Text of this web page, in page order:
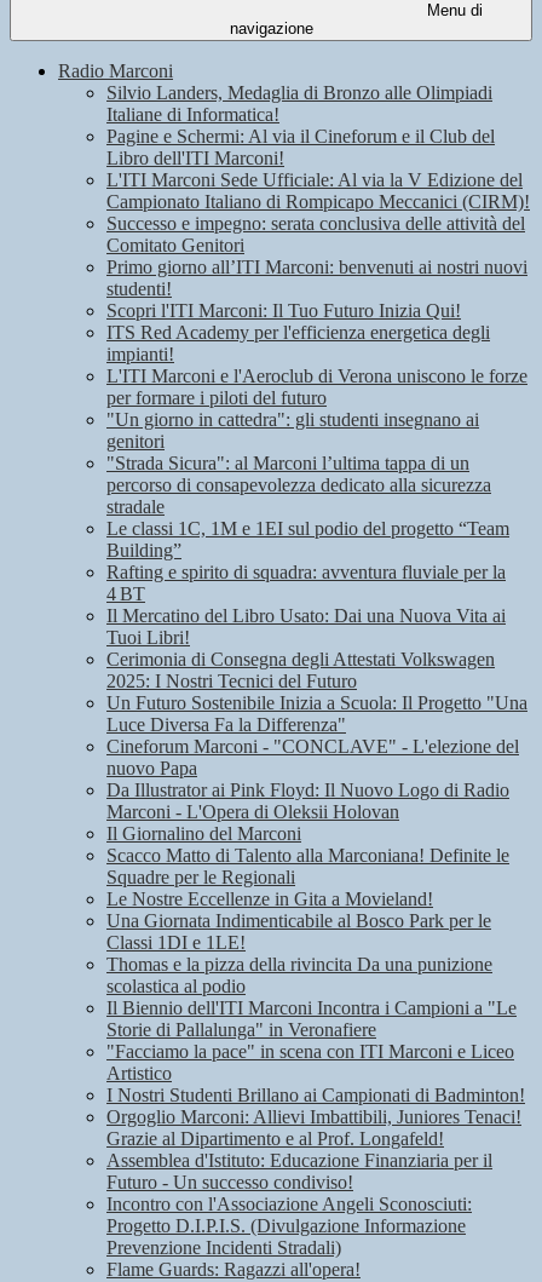
Menu di
navigazione
Radio Marconi
Silvio Landers, Medaglia di Bronzo alle Olimpiadi
Italiane di Informatica!
Pagine e Schermi: Al via il Cineforum e il Club del
Libro dell'ITI Marconi!
L'ITI Marconi Sede Ufficiale: Al via la V Edizione del
Campionato Italiano di Rompicapo Meccanici (CIRM)!
Successo e impegno: serata conclusiva delle attività del
Comitato Genitori
Primo giorno all’ITI Marconi: benvenuti ai nostri nuovi
studenti!
Scopri l'ITI Marconi: Il Tuo Futuro Inizia Qui!
ITS Red Academy per l'efficienza energetica degli
impianti!
L'ITI Marconi e l'Aeroclub di Verona uniscono le forze
per formare i piloti del futuro
"Un giorno in cattedra": gli studenti insegnano ai
genitori
"Strada Sicura": al Marconi l’ultima tappa di un
percorso di consapevolezza dedicato alla sicurezza
stradale
Le classi 1C, 1M e 1EI sul podio del progetto “Team
Building”
Rafting e spirito di squadra: avventura fluviale per la
4 BT
Il Mercatino del Libro Usato: Dai una Nuova Vita ai
Tuoi Libri!
Cerimonia di Consegna degli Attestati Volkswagen
2025: I Nostri Tecnici del Futuro
Un Futuro Sostenibile Inizia a Scuola: Il Progetto "Una
Luce Diversa Fa la Differenza"
Cineforum Marconi - "CONCLAVE" - L'elezione del
nuovo Papa
Da Illustrator ai Pink Floyd: Il Nuovo Logo di Radio
Marconi - L'Opera di Oleksii Holovan
Il Giornalino del Marconi
Scacco Matto di Talento alla Marconiana! Definite le
Squadre per le Regionali
Le Nostre Eccellenze in Gita a Movieland!
Una Giornata Indimenticabile al Bosco Park per le
Classi 1DI e 1LE!
Thomas e la pizza della rivincita Da una punizione
scolastica al podio
Il Biennio dell'ITI Marconi Incontra i Campioni a "Le
Storie di Pallalunga" in Veronafiere
"Facciamo la pace" in scena con ITI Marconi e Liceo
Artistico
I Nostri Studenti Brillano ai Campionati di Badminton!
Orgoglio Marconi: Allievi Imbattibili, Juniores Tenaci!
Grazie al Dipartimento e al Prof. Longafeld!
Assemblea d'Istituto: Educazione Finanziaria per il
Futuro - Un successo condiviso!
Incontro con l'Associazione Angeli Sconosciuti:
Progetto D.I.P.I.S. (Divulgazione Informazione
Prevenzione Incidenti Stradali)
Flame Guards: Ragazzi all'opera!